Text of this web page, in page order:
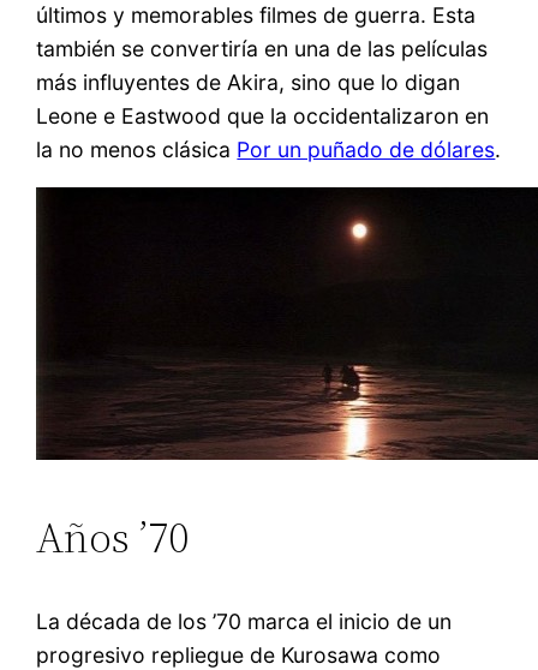
últimos y memorables filmes de guerra. Esta
también se convertiría en una de las películas
más influyentes de Akira, sino que lo digan
Leone e Eastwood que la occidentalizaron en
la no menos clásica Por un puñado de dólares.
Años ’70
La década de los ’70 marca el inicio de un
progresivo repliegue de Kurosawa como